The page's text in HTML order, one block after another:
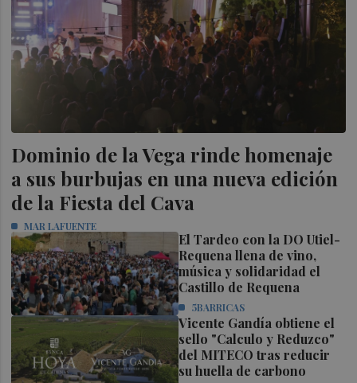
El Tardeo con la DO Utiel-
Requena llena de vino,
música y solidaridad el
Castillo de Requena
5BARRICAS
Vicente Gandía obtiene el
sello "Calculo y Reduzco"
del MITECO tras reducir
su huella de carbono
Dominio de la Vega rinde homenaje
a sus burbujas en una nueva edición
de la Fiesta del Cava
MAR LAFUENTE